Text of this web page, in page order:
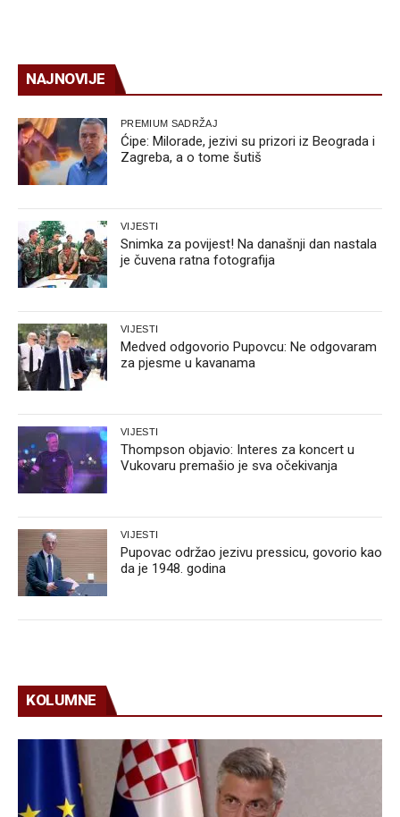
NAJNOVIJE
PREMIUM SADRŽAJ
Ćipe: Milorade, jezivi su prizori iz Beograda i
Zagreba, a o tome šutiš
VIJESTI
Snimka za povijest! Na današnji dan nastala
je čuvena ratna fotografija
VIJESTI
Medved odgovorio Pupovcu: Ne odgovaram
za pjesme u kavanama
VIJESTI
Thompson objavio: Interes za koncert u
Vukovaru premašio je sva očekivanja
VIJESTI
Pupovac održao jezivu pressicu, govorio kao
da je 1948. godina
KOLUMNE